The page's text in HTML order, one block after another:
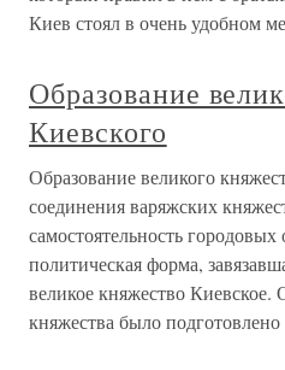
Киев стоял в очень удобном
Образование
Киевского
Образование великого
соединения варяжских
самостоятельность
политическая форма,
великое княжество Киевское.
княжества было подготовлено